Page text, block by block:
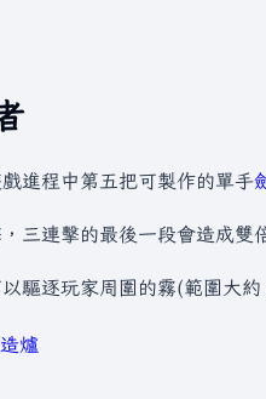
進程中第五把可製作的單手
，三連擊的最後一段會造成
驅逐玩家周圍的霧(範圍大
爐